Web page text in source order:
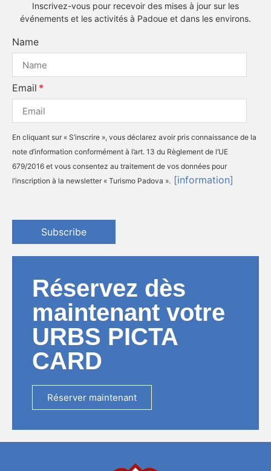
Inscrivez-vous pour recevoir des mises à jour sur les
événements et les activités à Padoue et dans les environs.
Name
Email
En cliquant sur « S’inscrire », vous déclarez avoir pris connaissance de la
note d’information conformément à l’art. 13 du Règlement de l’UE
679/2016 et vous consentez au traitement de vos données pour
l’inscription à la newsletter « Turismo Padova ». [information]
Subscribe
Réservez dès
maintenant votre
URBS PICTA
CARD
Réserver maintenant